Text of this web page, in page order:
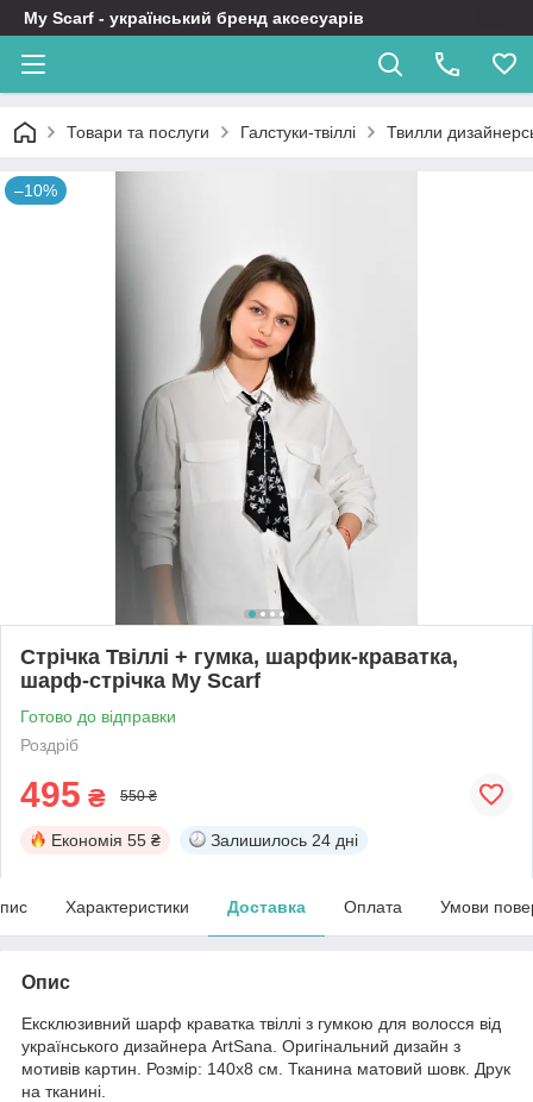
My Scarf - український бренд аксесуарів
Товари та послуги Галстуки-твіллі Твилли
–10%
Стрічка Твіллі + гумка, шарфик-краватка,
шарф-стрічка My Scarf
Готово до відправки
Роздріб
495 ₴ 550 ₴
Економія 55 ₴ Залишилось 24 дні
Характеристики Доставка Оплата Умови
Опис
Ексклюзивний шарф краватка твіллі з гумкою для волосся від
українського дизайнера ArtSana. Оригінальний дизайн з
мотивів картин. Розмір: 140х8 см. Тканина матовий шовк. Друк
на тканині.